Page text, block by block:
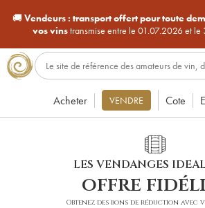
🚚Vendeurs : transport offert pour toute
vos vinstransmise entre le 01.07.2026 et
Acheter VENDRE Cote
LES VENDANGES
offre
Obtenez des bons de réduction avec